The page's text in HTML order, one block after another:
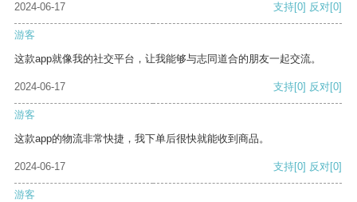
2024-06-17
支持[0] 反对[0]
游客
这款app就像我的社交平台，让我能够与志同道合的朋友一起交流。
2024-06-17 支持[0] 反对[0]
游客
这款app的物流非常快捷，我下单后很快就能收到商品。
2024-06-17 支持[0] 反对[0]
游客